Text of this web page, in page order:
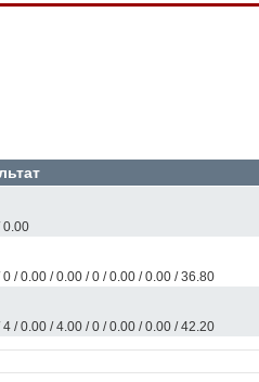
0.00
/ 0.00 / 0.00 / 0 / 0.00 / 0.00 / 36.80
/ 0.00 / 4.00 / 0 / 0.00 / 0.00 / 42.20